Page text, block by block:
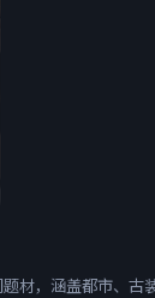
材，涵盖都市、古